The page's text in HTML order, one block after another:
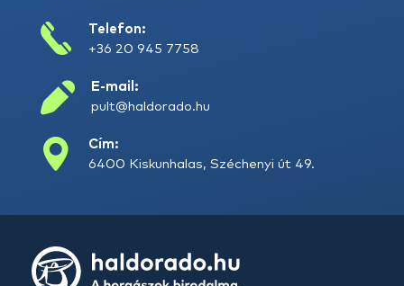
Telefon:
+36 20 945 7758
E-mail:
pult@haldorado.hu
Cím:
6400 Kiskunhalas, Széchenyi út 49.